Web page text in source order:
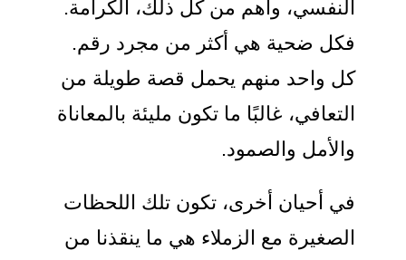
النفسي، وأهم من كل ذلك، الكرامة.
فكل ضحية هي أكثر من مجرد رقم.
كل واحد منهم يحمل قصة طويلة من
التعافي، غالبًا ما تكون مليئة بالمعاناة
والأمل والصمود.
في أحيان أخرى، تكون تلك اللحظات
الصغيرة مع الزملاء هي ما ينقذنا من